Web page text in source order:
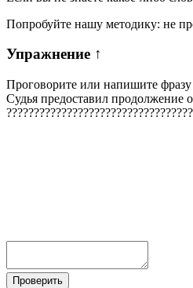
Попробуйте нашу методику: не
Упражнение ↑
Проговорите или напишите
Судья предоставил продолжение
??????????????????????????????????
Проверить